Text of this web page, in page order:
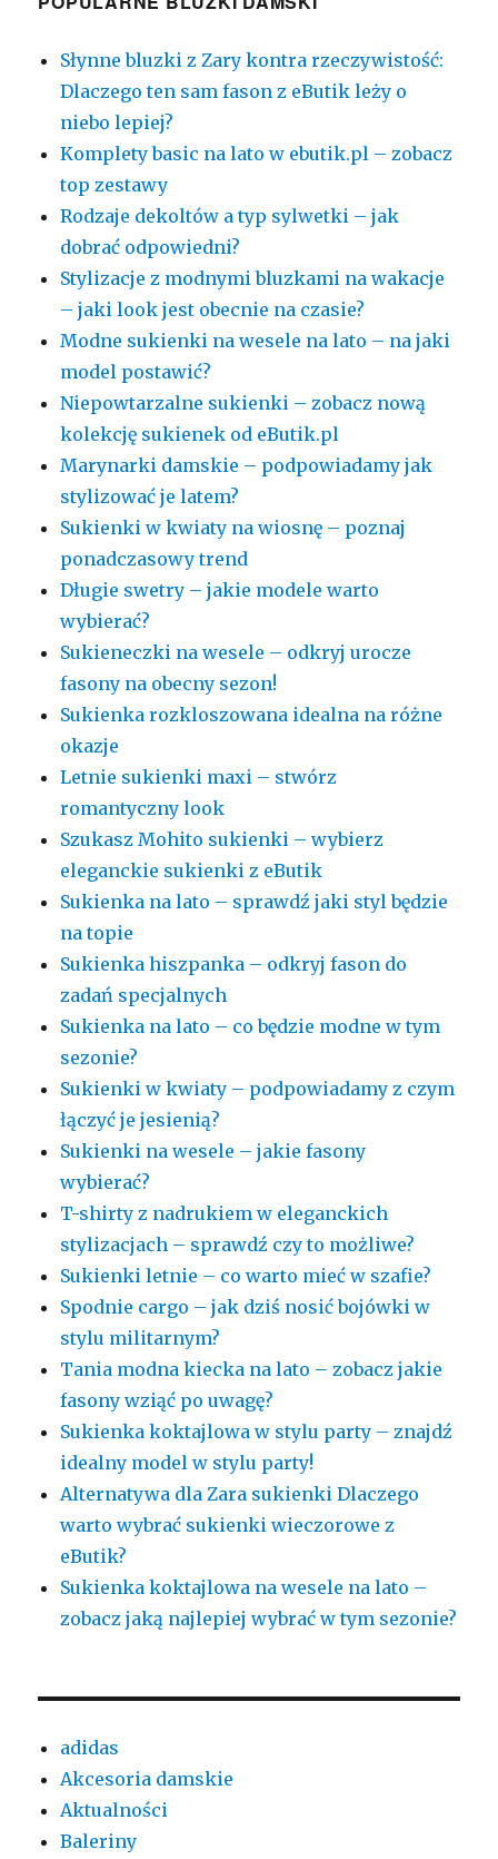
Słynne bluzki z Zary kontra rzeczywistość:
Dlaczego ten sam fason z eButik leży o
niebo lepiej?
Komplety basic na lato w ebutik.pl – zobacz
top zestawy
Rodzaje dekoltów a typ sylwetki – jak
dobrać odpowiedni?
Stylizacje z modnymi bluzkami na wakacje
– jaki look jest obecnie na czasie?
Modne sukienki na wesele na lato – na jaki
model postawić?
Niepowtarzalne sukienki – zobacz nową
kolekcję sukienek od eButik.pl
Marynarki damskie – podpowiadamy jak
stylizować je latem?
Sukienki w kwiaty na wiosnę – poznaj
ponadczasowy trend
Długie swetry – jakie modele warto
wybierać?
Sukieneczki na wesele – odkryj urocze
fasony na obecny sezon!
Sukienka rozkloszowana idealna na różne
okazje
Letnie sukienki maxi – stwórz
romantyczny look
Szukasz Mohito sukienki – wybierz
eleganckie sukienki z eButik
Sukienka na lato – sprawdź jaki styl będzie
na topie
Sukienka hiszpanka – odkryj fason do
zadań specjalnych
Sukienka na lato – co będzie modne w tym
sezonie?
Sukienki w kwiaty – podpowiadamy z czym
łączyć je jesienią?
Sukienki na wesele – jakie fasony
wybierać?
T-shirty z nadrukiem w eleganckich
stylizacjach – sprawdź czy to możliwe?
Sukienki letnie – co warto mieć w szafie?
Spodnie cargo – jak dziś nosić bojówki w
stylu militarnym?
Tania modna kiecka na lato – zobacz jakie
fasony wziąć po uwagę?
Sukienka koktajlowa w stylu party – znajdź
idealny model w stylu party!
Alternatywa dla Zara sukienki Dlaczego
warto wybrać sukienki wieczorowe z
eButik?
Sukienka koktajlowa na wesele na lato –
zobacz jaką najlepiej wybrać w tym sezonie?
adidas
Akcesoria damskie
Aktualności
Baleriny